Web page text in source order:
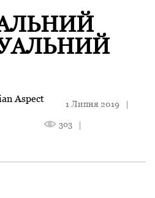
Aspect 1 Липня 2019 |
303 |